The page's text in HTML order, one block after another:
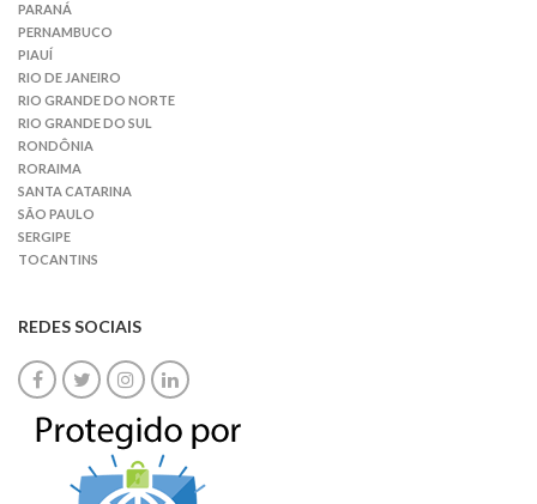
PARANÁ
PERNAMBUCO
PIAUÍ
RIO DE JANEIRO
RIO GRANDE DO NORTE
RIO GRANDE DO SUL
RONDÔNIA
RORAIMA
SANTA CATARINA
SÃO PAULO
SERGIPE
TOCANTINS
REDES SOCIAIS